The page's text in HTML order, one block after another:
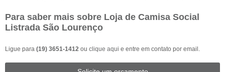
Para saber mais sobre Loja de Camisa Social
Listrada São Lourenço
Ligue para (19) 3651-1412 ou clique aqui e entre em contato por email.